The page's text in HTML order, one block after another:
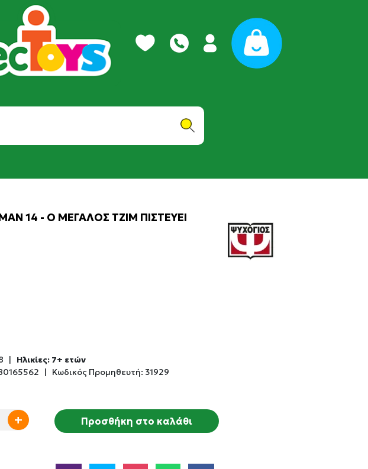
14 - Ο ΜΕΓΑΛΟΣ ΤΖΙΜ ΠΙΣΤΕΥΕΙ
|
Ηλικίες: 7+ ετών
| Κωδικός Προμηθευτή: 31929
+ Προσθήκη στο καλάθι